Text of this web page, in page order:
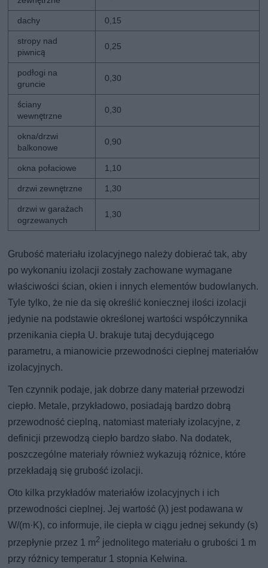
dachy 0,15
stropy nad
piwnicą
0,25
podłogi na
gruncie
0,30
ściany
wewnętrzne
0,30
okna/drzwi
balkonowe
0,90
okna połaciowe 1,10
drzwi zewnętrzne 1,30
drzwi w garażach
ogrzewanych
1,30
Grubość materiału izolacyjnego należy dobierać tak, aby
po wykonaniu izolacji zostały zachowane wymagane
właściwości ścian, okien i innych elementów budowlanych.
Tyle tylko, że nie da się określić koniecznej ilości izolacji
jedynie na podstawie określonej wartości współczynnika
przenikania ciepła U. brakuje tutaj decydującego
parametru, a mianowicie przewodności cieplnej materiałów
izolacyjnych.
Ten czynnik podaje, jak dobrze dany materiał przewodzi
ciepło. Metale, przykładowo, posiadają bardzo dobrą
przewodność cieplną, natomiast materiały izolacyjne, z
definicji przewodzą ciepło bardzo słabo. Na dodatek,
poszczególne materiały również wykazują różnice, które
przekładają się grubość izolacji.
Oto kilka przykładów materiałów izolacyjnych i ich
przewodności cieplnej. Jej wartość (λ) jest podawana w
W/(m·K), co informuje, ile ciepła w ciągu jednej sekundy (s)
przepłynie przez 1 m2 jednolitego materiału o grubości 1 m
przy różnicy temperatur 1 stopnia Kelwina.